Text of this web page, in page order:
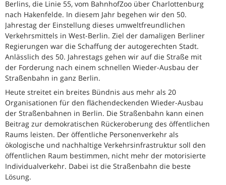
Berlins, die Linie 55, vom BahnhofZoo über Charlottenburg
nach Hakenfelde. In diesem Jahr begehen wir den 50.
Jahrestag der Einstellung dieses umweltfreundlichen
Verkehrsmittels in West-Berlin. Ziel der damaligen Berliner
Regierungen war die Schaffung der autogerechten Stadt.
Anlässlich des 50. Jahrestags gehen wir auf die Straße mit
der Forderung nach einem schnellen Wieder-Ausbau der
Straßenbahn in ganz Berlin.
Heute streitet ein breites Bündnis aus mehr als 20
Organisationen für den flächendeckenden Wieder-Ausbau
der Straßenbahnen in Berlin. Die Straßenbahn kann einen
Beitrag zur demokratischen Rückeroberung des öffentlichen
Raums leisten. Der öffentliche Personenverkehr als
ökologische und nachhaltige Verkehrsinfrastruktur soll den
öffentlichen Raum bestimmen, nicht mehr der motorisierte
Individualverkehr. Dabei ist die Straßenbahn die beste
Lösung.